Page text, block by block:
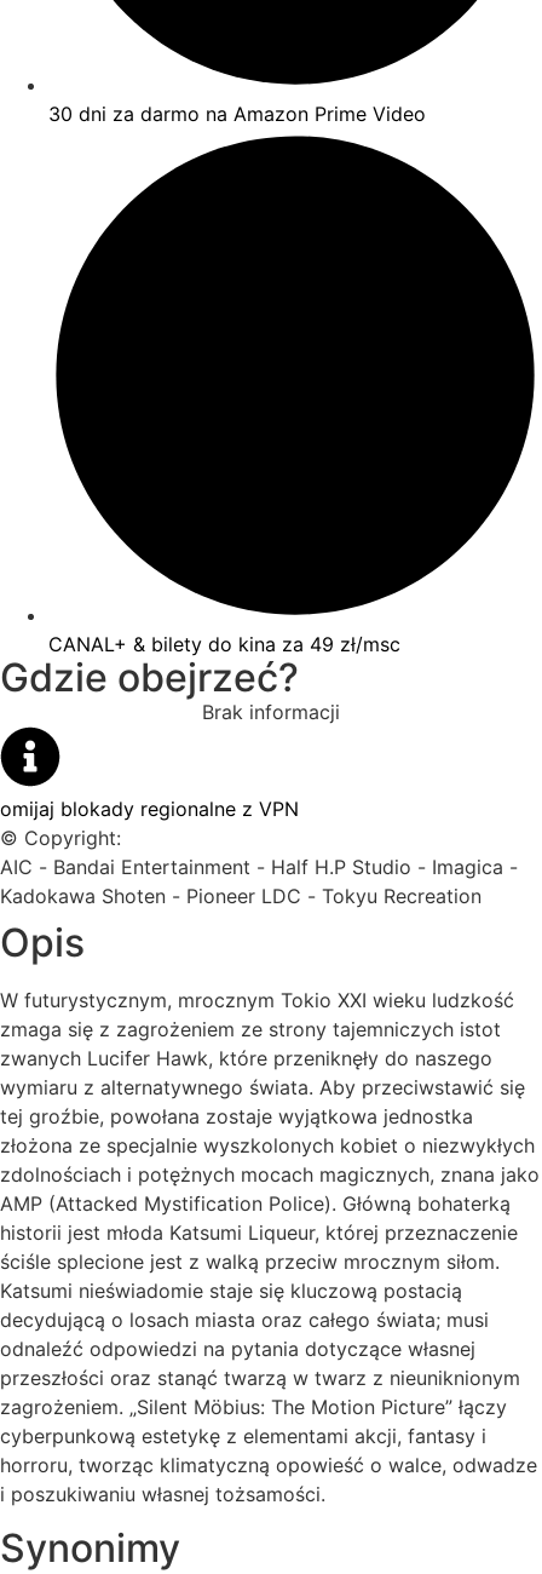
30 dni za darmo na Amazon Prime Video
CANAL+ & bilety do kina za 49 zł/msc
Gdzie obejrzeć?
Brak informacji
omijaj blokady regionalne z VPN
© Copyright:
AIC - Bandai Entertainment - Half H.P Studio - Imagica -
Kadokawa Shoten - Pioneer LDC - Tokyu Recreation
Opis
W futurystycznym, mrocznym Tokio XXI wieku ludzkość
zmaga się z zagrożeniem ze strony tajemniczych istot
zwanych Lucifer Hawk, które przeniknęły do naszego
wymiaru z alternatywnego świata. Aby przeciwstawić się
tej groźbie, powołana zostaje wyjątkowa jednostka
złożona ze specjalnie wyszkolonych kobiet o niezwykłych
zdolnościach i potężnych mocach magicznych, znana jako
AMP (Attacked Mystification Police). Główną bohaterką
historii jest młoda Katsumi Liqueur, której przeznaczenie
ściśle splecione jest z walką przeciw mrocznym siłom.
Katsumi nieświadomie staje się kluczową postacią
decydującą o losach miasta oraz całego świata; musi
odnaleźć odpowiedzi na pytania dotyczące własnej
przeszłości oraz stanąć twarzą w twarz z nieuniknionym
zagrożeniem. „Silent Möbius: The Motion Picture” łączy
cyberpunkową estetykę z elementami akcji, fantasy i
horroru, tworząc klimatyczną opowieść o walce, odwadze
i poszukiwaniu własnej tożsamości.
Synonimy